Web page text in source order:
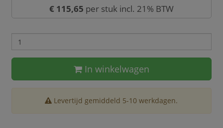
€ 115,65 per stuk incl. 21% BTW
In winkelwagen
Levertijd gemiddeld 5-10 werkdagen.